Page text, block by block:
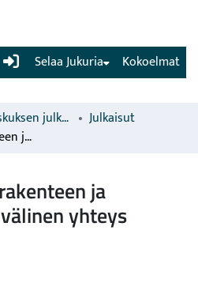
(current) Kokoelmat
Selaa Jukuria
Luonnonvarakeskuksen julkaisut
Julkaisut
Neulasten hienorakenteen ja rikkipitoisuuden välinen yhteys
ja
yhteys